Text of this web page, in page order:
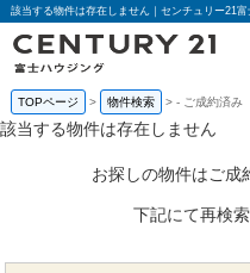
該当する物件は存在しません｜センチュリー21
TOPページ 物件検索 - ご成約済み
該当する物件は存在しません
お探しの物件はご成
下記にて再検